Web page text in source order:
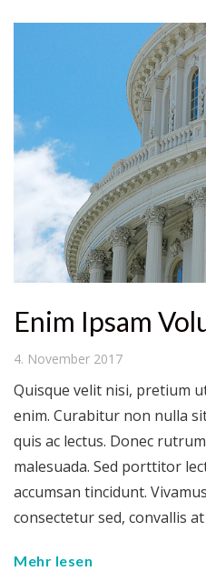
Enim Ipsam
4. November 2017
Quisque velit nisi, pretium
enim. Curabitur non nulla
quis ac lectus. Donec
malesuada. Sed porttitor
accumsan tincidunt.
consectetur sed, convallis
Mehr lesen